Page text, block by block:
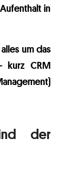
in
um das
CRM
der